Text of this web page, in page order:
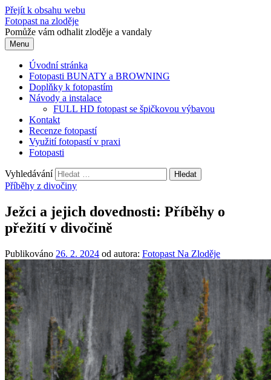
Přejít k obsahu webu
Fotopast na zloděje
Pomůže vám odhalit zloděje a vandaly
Menu
Úvodní stránka
Fotopasti BUNATY a BROWNING
Doplňky k fotopastím
Návody a instalace
FULL HD fotopast se špičkovou výbavou
Kontakt
Recenze fotopastí
Využití fotopastí v praxi
Fotopasti
Vyhledávání
Příběhy z divočiny
Ježci a jejich dovednosti: Příběhy o
přežití v divočině
Publikováno 26. 2. 2024 od autora: Fotopast Na Zloděje